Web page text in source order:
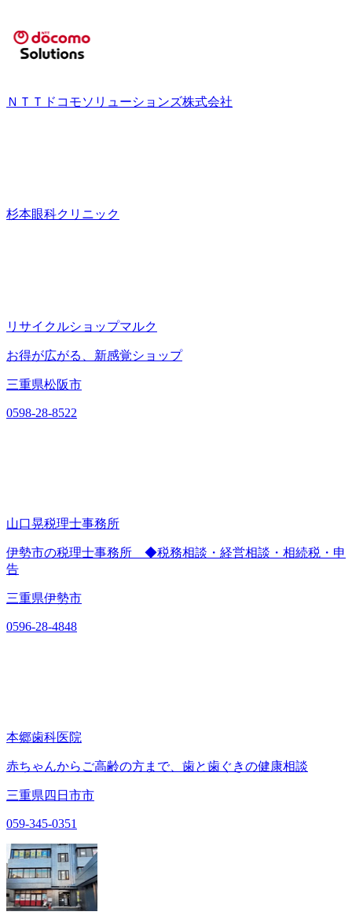
ＮＴＴドコモソリューションズ株式会社
杉本眼科クリニック
リサイクルショップマルク
お得が広がる、新感覚ショップ
三重県松阪市
0598-28-8522
山口晃税理士事務所
伊勢市の税理士事務所 ◆税務相談・経営相談・相続税・申
告
三重県伊勢市
0596-28-4848
本郷歯科医院
赤ちゃんからご高齢の方まで、歯と歯ぐきの健康相談
三重県四日市市
059-345-0351